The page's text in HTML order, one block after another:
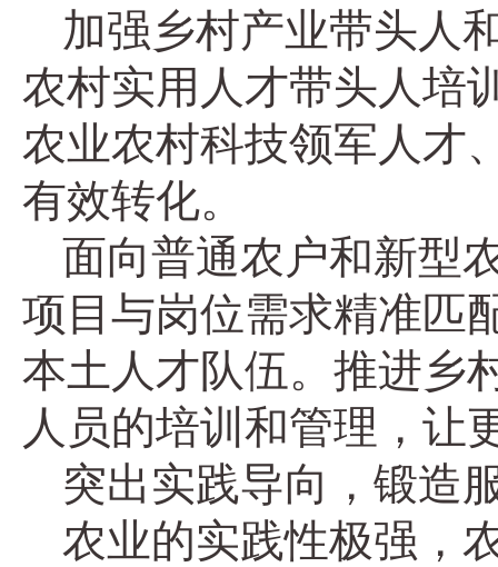
加强乡村产业带头人
农村实用人才带头人培
农业农村科技领军人才
有效转化。
面向普通农户和新型
项目与岗位需求精准匹
本土人才队伍。推进乡
人员的培训和管理，让
突出实践导向，锻造
农业的实践性极强，